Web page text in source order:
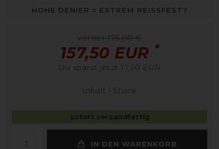
HOHE DENIER = EXTREM REISSFEST?
vorher 175,00 €
157,50 EUR *
Du sparst jetzt 17,50 EUR
Inhalt 1 Stück
sofort versandfertig
IN DEN WARENKORB